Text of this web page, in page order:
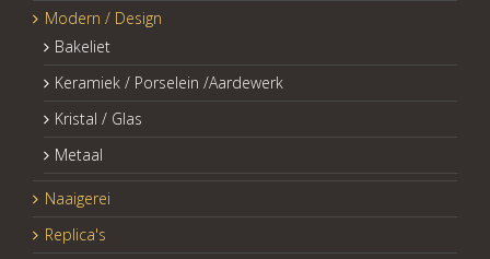
Modern / Design
Bakeliet
Keramiek / Porselein /Aardewerk
Kristal / Glas
Metaal
Naaigerei
Replica's